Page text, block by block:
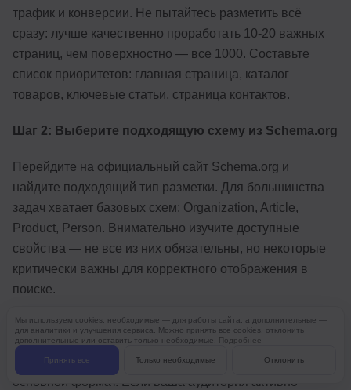
трафик и конверсии. Не пытайтесь разметить всё
сразу: лучше качественно проработать 10-20 важных
страниц, чем поверхностно — все 1000. Составьте
список приоритетов: главная страница, каталог
товаров, ключевые статьи, страница контактов.
Шаг 2: Выберите подходящую схему из Schema.org
Перейдите на официальный сайт Schema.org и
найдите подходящий тип разметки. Для большинства
задач хватает базовых схем: Organization, Article,
Product, Person. Внимательно изучите доступные
свойства — не все из них обязательны, но некоторые
критически важны для корректного отображения в
поиске.
Шаг 3: Определите синтаксис
Для новых проектов рекомендуем JSON-LD как
основной формат. Если ваша аудитория активно
Мы используем cookies: необходимые — для работы сайта, а дополнительные —
для аналитики и улучшения сервиса. Можно принять все cookies, отклонить
дополнительные или оставить только необходимые. Подробнее
Принять все Только необходимые Отклонить